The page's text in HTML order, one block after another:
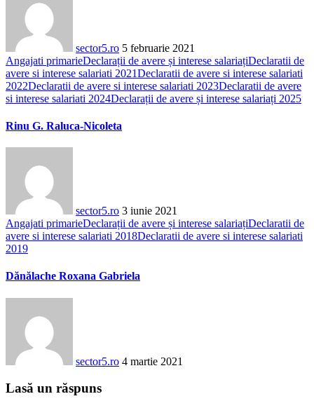
sector5.ro 5 februarie 2021
Angajati primarieDeclarații de avere și interese salariațiDeclaratii de
avere si interese salariati 2021Declaratii de avere si interese salariati
2022Declaratii de avere si interese salariati 2023Declaratii de avere
si interese salariati 2024Declarații de avere și interese salariați 2025
Rinu G. Raluca-Nicoleta
sector5.ro 3 iunie 2021
Angajati primarieDeclarații de avere și interese salariațiDeclaratii de
avere si interese salariati 2018Declaratii de avere si interese salariati
2019
Dănălache Roxana Gabriela
sector5.ro 4 martie 2021
Lasă un răspuns